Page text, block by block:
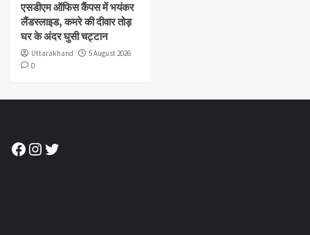
एसडीएम ऑफिस कैंपस में भयंकर
लैंडस्लाइड, कमरे की दीवार तोड़
घर के अंदर घुसी चट्टान
Uttarakhand
5 August 2026
0
Facebook
Instagram
Twitter